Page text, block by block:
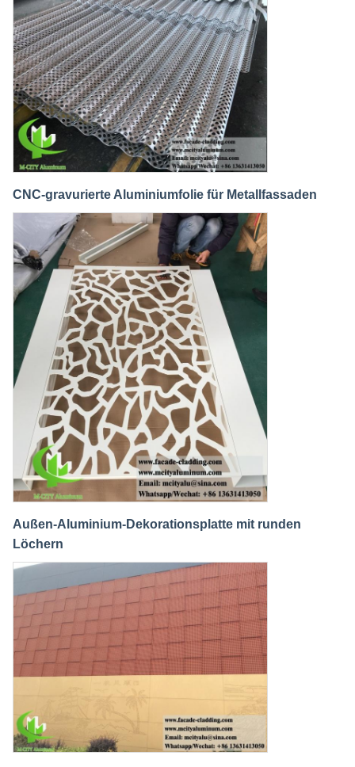
CNC-gravurierte Aluminiumfolie für Metallfassaden
Außen-Aluminium-Dekorationsplatte mit runden
Löchern